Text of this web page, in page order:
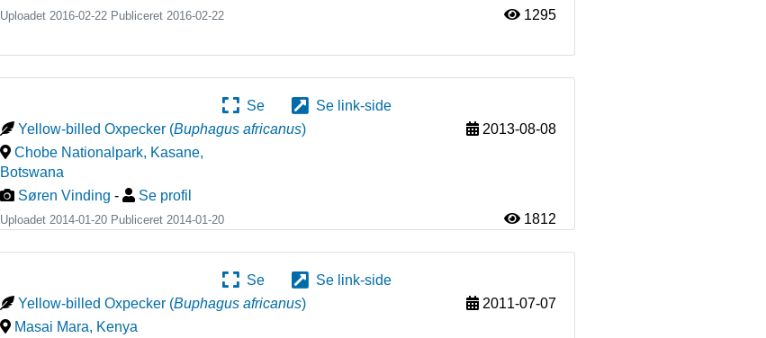
Uploadet 2016-02-22 Publiceret 2016-02-22 1295
Se
Se link-side
Yellow-billed Oxpecker (Buphagus africanus)
2013-08-08
Chobe Nationalpark, Kasane,
Botswana
Søren Vinding - Se profil
Uploadet 2014-01-20 Publiceret2014-01-20 1812
Se
Se link-side
Yellow-billed Oxpecker (Buphagus africanus)
2011-07-07
Masai Mara, Kenya